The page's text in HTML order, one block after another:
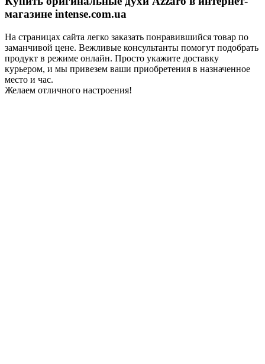
магазине intense.com.ua
На страницах сайта легко заказать понравившийся товар по
заманчивой цене. Вежливые консультанты помогут подобрать
продукт в режиме онлайн. Просто укажите доставку
курьером, и мы привезем ваши приобретения в назначенное
место и час.
Желаем отличного настроения!